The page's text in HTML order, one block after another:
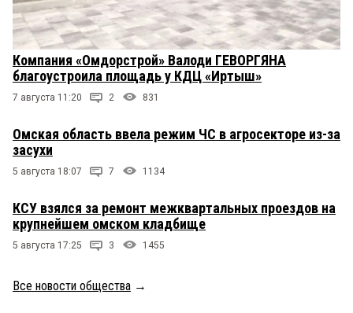
Компания «Омдорстрой» Валоди ГЕВОРГЯНА
благоустроила площадь у КДЦ «Иртыш»
7 августа 11:20 2 831
Омская область ввела режим ЧС в агросекторе из-за
засухи
5 августа 18:07 7 1134
КСУ взялся за ремонт межквартальных проездов на
крупнейшем омском кладбище
5 августа 17:25 3 1455
Все новости общества →